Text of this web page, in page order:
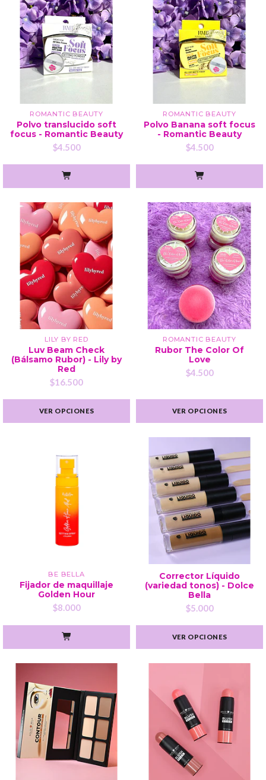
ROMANTIC BEAUTY
Polvo translucido soft
focus - Romantic Beauty
$4.500
ROMANTIC BEAUTY
Polvo Banana soft focus
- Romantic Beauty
$4.500
LILY BY RED
Luv Beam Check
(Bálsamo Rubor) - Lily by
Red
$16.500
VER OPCIONES
ROMANTIC BEAUTY
Rubor The Color Of
Love
$4.500
VER OPCIONES
BE BELLA
Fijador de maquillaje
Golden Hour
$8.000
Corrector Líquido
(variedad tonos) - Dolce
Bella
$5.000
VER OPCIONES